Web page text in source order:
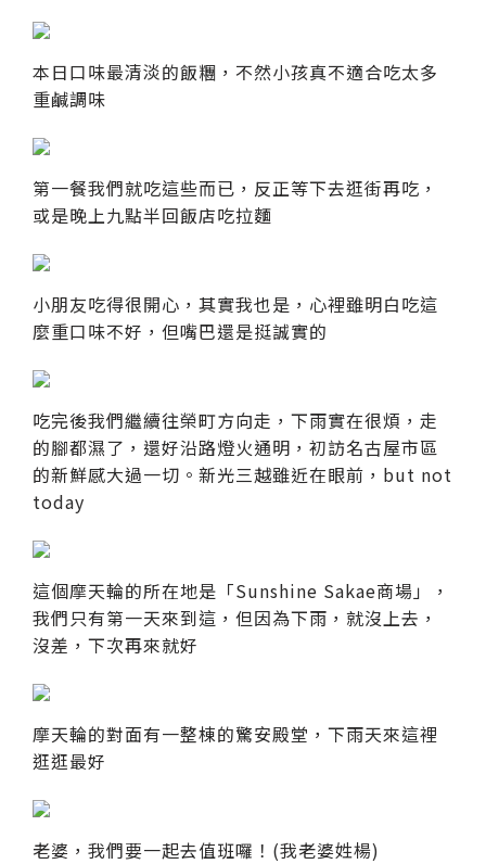
本日口味最清淡的飯糰，不然小孩真不適合吃太多
重鹹調味
第一餐我們就吃這些而已，反正等下去逛街再吃，
或是晚上九點半回飯店吃拉麵
小朋友吃得很開心，其實我也是，心裡雖明白吃這
麼重口味不好，但嘴巴還是挺誠實的
吃完後我們繼續往榮町方向走，下雨實在很煩，走
的腳都濕了，還好沿路燈火通明，初訪名古屋市區
的新鮮感大過一切。新光三越雖近在眼前，but not
today
這個摩天輪的所在地是「Sunshine Sakae商場」，
我們只有第一天來到這，但因為下雨，就沒上去，
沒差，下次再來就好
摩天輪的對面有一整棟的驚安殿堂，下雨天來這裡
逛逛最好
老婆，我們要一起去值班囉！(我老婆姓楊)